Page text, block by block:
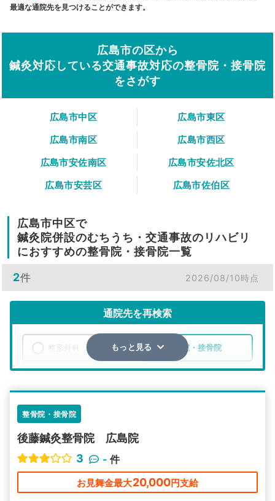
最適な通院先を見つけることができます。
広島市の区から
鍼灸対応している交通事故対応の整骨院・接骨院
をさがす
広島市中区
広島市東区
広島市南区
広島市西区
広島市安佐南区
広島市安佐北区
広島市安芸区
広島市佐伯区
広島市中区で
鍼灸院併設のむちうち・交通事故のリハビリ
におすすめの整骨院・接骨院一覧
2件 2026/08/10時点
通院先を再検索
整骨院・接骨院
詳細条件で絞り込む
その他の検索方法
駅から探す 院名から探す
もっと見る
整骨院・接骨院
後藤鍼灸整骨院 広島院
3
- 件
お見舞金最大20,000円支給